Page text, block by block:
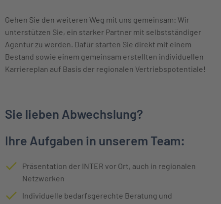
Gehen Sie den weiteren Weg mit uns gemeinsam: Wir
unterstützen Sie, ein starker Partner mit selbstständiger
Agentur zu werden. Dafür starten Sie direkt mit einem
Bestand sowie einem gemeinsam erstellten individuellen
Karriereplan auf Basis der regionalen Vertriebspotentiale!
Sie lieben Abwechslung?
Ihre Aufgaben in unserem Team:
Präsentation der INTER vor Ort, auch in regionalen
Netzwerken
Individuelle bedarfsgerechte Beratung und